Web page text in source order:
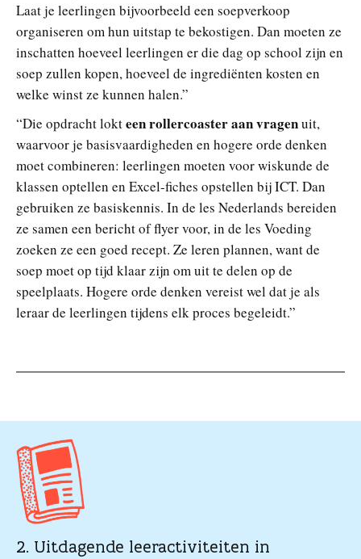
Laat je leerlingen bijvoorbeeld een soepverkoop
organiseren om hun uitstap te bekostigen. Dan moeten ze
inschatten hoeveel leerlingen er die dag op school zijn en
soep zullen kopen, hoeveel de ingrediënten kosten en
welke winst ze kunnen halen.”
“Die opdracht lokteen rollercoaster aan vragenuit,
waarvoor je basisvaardigheden en hogere orde denken
moet combineren: leerlingen moeten voor wiskunde de
klassen optellen en Excel-fiches opstellen bij ICT. Dan
gebruiken ze basiskennis. In de les Nederlands bereiden
ze samen een bericht of flyer voor, in de les Voeding
zoeken ze een goed recept. Ze leren plannen, want de
soep moet op tijd klaar zijn om uit te delen op de
speelplaats. Hogere orde denken vereist wel dat je als
leraar de leerlingen tijdens elk proces begeleidt.”
2. Uitdagende leeractiviteiten in